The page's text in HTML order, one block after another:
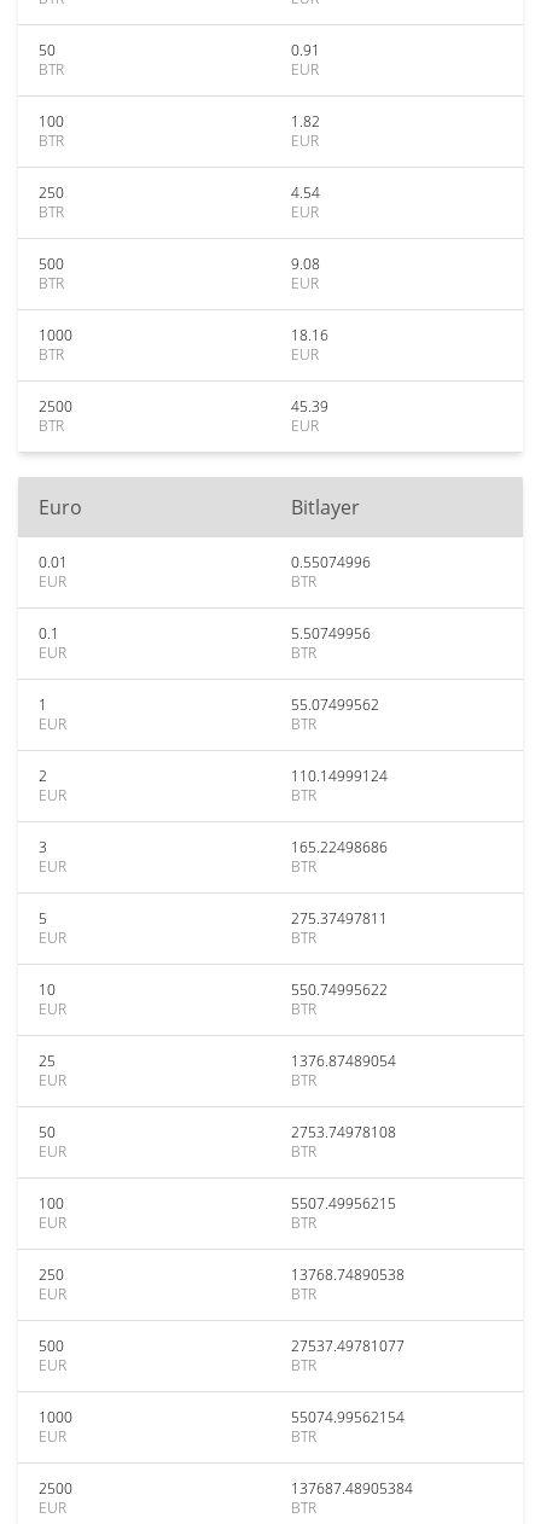
50
BTR
0.91
EUR
100
BTR
1.82
EUR
250
BTR
4.54
EUR
500
BTR
9.08
EUR
1000
BTR
18.16
EUR
2500
BTR
45.39
EUR
Euro Bitlayer
0.01
EUR
0.55074996
BTR
0.1
EUR
5.50749956
BTR
1
EUR
55.07499562
BTR
2
EUR
110.14999124
BTR
3
EUR
165.22498686
BTR
5
EUR
275.37497811
BTR
10
EUR
550.74995622
BTR
25
EUR
1376.87489054
BTR
50
EUR
2753.74978108
BTR
100
EUR
5507.49956215
BTR
250
EUR
13768.74890538
BTR
500
EUR
27537.49781077
BTR
1000
EUR
55074.99562154
BTR
2500
EUR
137687.48905384
BTR